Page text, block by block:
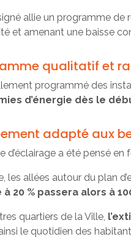
allie un programme de
et amenant une baisse
qualitatif et
programmé des
d’énergie dès le
adapté aux
d’éclairage a été pensé
les allées autour du plan
à 20 % passera alors à
quartiers de la Ville,
le quotidien des